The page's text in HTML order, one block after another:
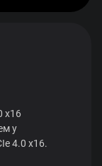
x16
у
4.0 x16.